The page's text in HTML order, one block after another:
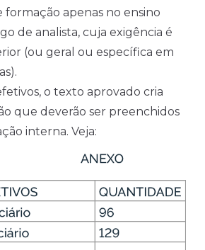
apenas no ensino
de analista, cuja exigência é
(ou geral ou específica em
o texto aprovado cria
que deverão ser preenchidos
interna. Veja: